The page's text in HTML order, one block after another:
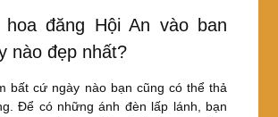
hoa đăng Hội An vào ban
nào đẹp nhất?
bất cứ ngày nào bạn cũng có thể thả
Để có những ánh đèn lấp lánh, bạn